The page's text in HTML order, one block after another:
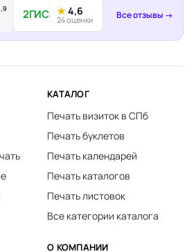
2ГИС ★4,6
24 оценки Все отзывы →
КАТАЛОГ
Печать визиток в СПб
Печать буклетов
Печать календарей
Печать каталогов
Печать листовок
Все категории каталога
О КОМПАНИИ